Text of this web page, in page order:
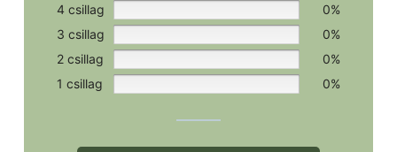
4 csillag
0%
3 csillag
0%
2 csillag
0%
1 csillag
0%